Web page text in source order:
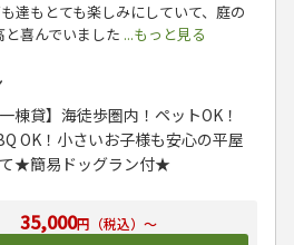
達もとても楽しみにしていて、庭の
喜んでいました ...もっと見る
35,000円（税込）～
一棟貸】海徒歩圏内！ペットOK！
OK！小さいお子様も安心の平屋
★簡易ドッグラン付★